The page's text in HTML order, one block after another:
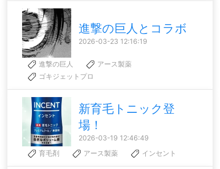
進撃の巨人とコラボ
2026-03-23 12:16:19
進撃の巨人
アース製薬
ゴキジェットプロ
新育毛トニック登
場！
2026-03-19 12:46:49
育毛剤
アース製薬 インセント